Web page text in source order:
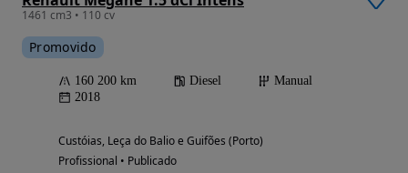
1461 cm3 • 110 cv
Promovido
160 200 km Diesel
Manual
2018
Custóias, Leça do Balio e Guifões (Porto)
Profissional • Publicado